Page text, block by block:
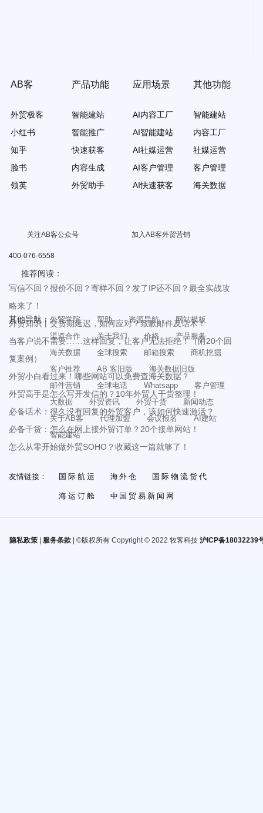
AB客
外贸极客
小红书
知乎
脸书
领英
产品功能
智能建站
智能推广
快速获客
内容生成
外贸助手
应用场景
AI内容工厂
AI智能建站
AI社媒运营
AI客户管理
AI快速获客
其他功能
智能建站
内容工厂
社媒运营
客户管理
海关数据
关注AB客公众号 加入AB客外贸营销
400-076-6558
推荐阅读：
写信不回？报价不回？寄样不回？发了IP还不回？最全实战攻
略来了！
外贸知识丨交货期延迟，如何应对？致歉邮件及话术！
当客户说不需要……这样回复，让客户无法拒绝！（附20个回
复案例）
外贸小白看过来！哪些网站可以免费查海关数据？
外贸高手是怎么写开发信的？10年外贸人干货整理！
必备话术：很久没有回复的外贸客户，该如何快速激活？
必备干货：怎么在网上接外贸订单？20个接单网站！
怎么从零开始做外贸SOHO？收藏这一篇就够了！
其他导航： 外贸学院 帮助 资源导航
网站模板
渠道合作
关于我们 价格
产品服务
海关数据
全球搜索 邮箱搜索
商机挖掘
客户推荐
AB 客旧版
海关数据旧版
邮件营销
全球电话 Whatsapp
客户管理
大数据
外贸资讯 外贸干货
新闻动态
关于AB客
代理加盟 会议报名
AI建站
智能建站
友情链接： 国际航运 海外仓 国际物流货代
海运订舱 中国贸易新闻网
隐私政策| 服务条款| ©版权所有 Copyright © 2022 牧客科技 沪ICP备18032239